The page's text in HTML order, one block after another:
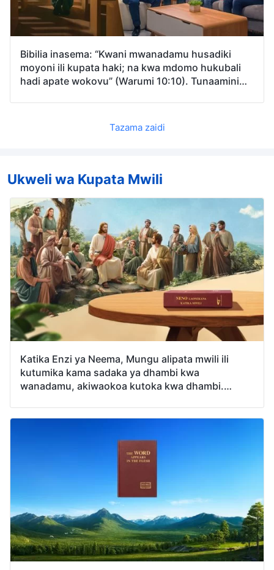
Bibilia inasema: “Kwani mwanadamu husadiki
moyoni ili kupata haki; na kwa mdomo hukubali
hadi apate wokovu” (Warumi 10:10). Tunaamini
tunaamini kwamba mtu akiokolewa mara moja,
basi ameokolewa milele, na Bwana atakaporudi
tunapaswa kukubali kazi ya Mungu ya hukumu
katika siku za mwisho kabla ya kuweza
kuokolewa na kuletwa katika ufalme wa
mbinguni?
Tazama zaidi
Ukweli wa Kupata Mwili
Katika Enzi ya Neema, Mungu alipata mwili ili
kutumika kama sadaka ya dhambi kwa
wanadamu, akiwaokoa kutoka kwa dhambi.
kabisa. Kwa nini Mungu anahitaji kuwa mwili mara
mbili ili kufanya kazi ya kumwokoa wanadamu?